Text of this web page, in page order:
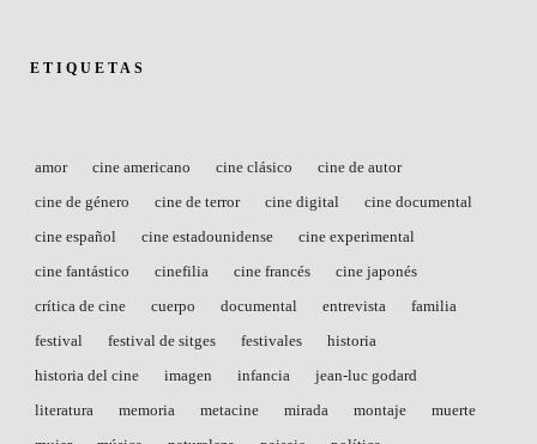
ETIQUETAS
amor cine americano cine clásico
cine de autor
cine de género
cine de terror cine digital
cine documental
cine español
cine estadounidense
cine experimental
cine fantástico
cinefilia cine francés
cine japonés
crítica de cine
cuerpo documental entrevista
familia
festival
festival de sitges festivales
historia
historia del cine
imagen infancia
jean-luc godard
literatura
memoria metacine mirada montaje
muerte